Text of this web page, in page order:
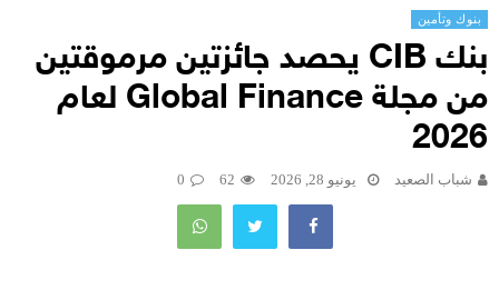
بنوك وتأمين
بنك CIB يحصد جائزتين مرموقتين
من مجلة Global Finance لعام
2026
شباب الصعيد يونيو 28, 2026 62
0